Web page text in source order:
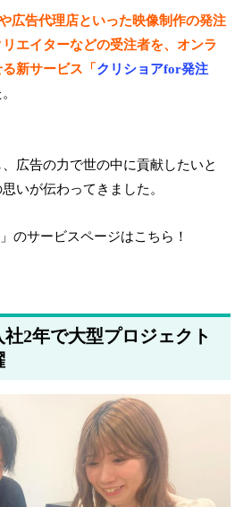
広告代理店といった映像制作の発注
エイターなどの受注者を、オンラ
新サービス「 クリショアfor発注
広告の力で世の中に貢献したいと
いが伝わってきました。
のサービスページはこちら！
2年で大型プロジェクト